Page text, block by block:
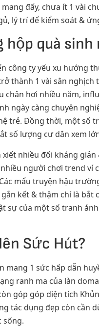
đấy, chưa ít 1 vài
lý trí để kiểm soát &
quà sinh
công ty yếu xu hướng
thành 1 vài sân
hơi nhiều năm,
ngày càng chuyên
Đồng thời, một số
số lượng cư dân xem
nhiều đối kháng
người chơi trend ví
mẩu truyện hậu
kết & thậm chí là
sự của một số tranh
Sức Hút?
1 sức hấp dẫn
ranh ma của làn
góp góp diện tích
tác dụng đẹp còn cần
sống.